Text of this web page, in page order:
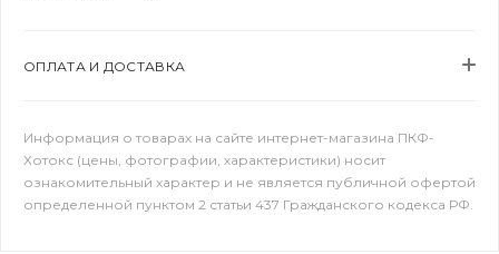
ОПЛАТА И ДОСТАВКА
Информация о товарах на сайте интернет-магазина ПКФ-
Хотокс (цены, фотографии, характеристики) носит
ознакомительный характер и не является публичной офертой
определенной пунктом 2 статьи 437 Гражданского кодекса РФ.